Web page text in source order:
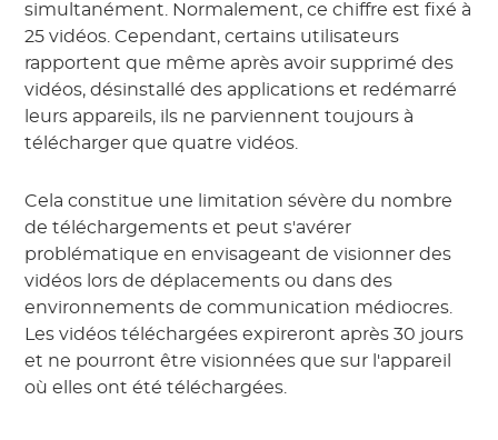
simultanément. Normalement, ce chiffre est fixé à
25 vidéos. Cependant, certains utilisateurs
rapportent que même après avoir supprimé des
vidéos, désinstallé des applications et redémarré
leurs appareils, ils ne parviennent toujours à
télécharger que quatre vidéos.
Cela constitue une limitation sévère du nombre
de téléchargements et peut s'avérer
problématique en envisageant de visionner des
vidéos lors de déplacements ou dans des
environnements de communication médiocres.
Les vidéos téléchargées expireront après 30 jours
et ne pourront être visionnées que sur l'appareil
où elles ont été téléchargées.